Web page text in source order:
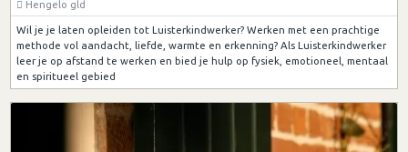
Hengelo gld
Wil je je laten opleiden tot Luisterkindwerker? Werken met een prachtige
methode vol aandacht, liefde, warmte en erkenning? Als Luisterkindwerker
leer je op afstand te werken en bied je hulp op fysiek, emotioneel, mentaal
en spiritueel gebied